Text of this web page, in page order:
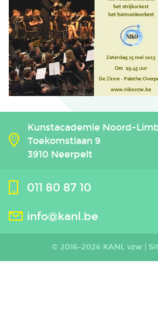
Kunstacademie Noord-
Toekomstlaan 9
3910 Neerpelt
011 80 87 10
info@kanl.be
© 2016-2026 KANL vzw |